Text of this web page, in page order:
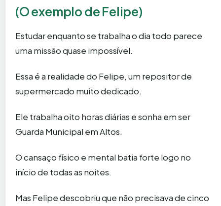
(O exemplo de Felipe)
Estudar enquanto se trabalha o dia todo parece
uma missão quase impossível.
Essa é a realidade do Felipe, um repositor de
supermercado muito dedicado.
Ele trabalha oito horas diárias e sonha em ser
Guarda Municipal em Altos.
O cansaço físico e mental batia forte logo no
início de todas as noites.
Mas Felipe descobriu que não precisava de cinco